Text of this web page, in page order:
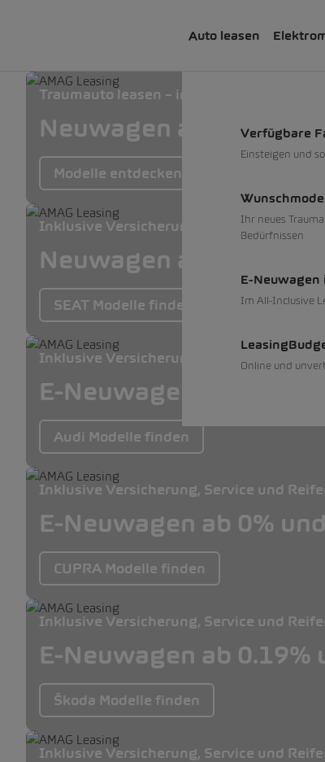
Auto leasen
Verfügbare
Einsteigen und
Ihr neues
Bedürfnissen
E-Neuwagen
Im All-Inclusive
Online und
Traumauto leasen – inkl. Versicherung,
Neuwagen ab 0% und
Modelle entdecken
Inklusive Versicherung, Service und
Neuwagen ab 0% und
SEAT Modelle finden
Inklusive Versicherung, Service und
E-Neuwagen ab 0%
Audi Modelle finden
Inklusive Versicherung, Service und
E-Neuwagen ab 0%
CUPRA Modelle finden
Inklusive Versicherung, Service und
E-Neuwagen ab 0.19%
Škoda Modelle finden
Inklusive Versicherung, Service und